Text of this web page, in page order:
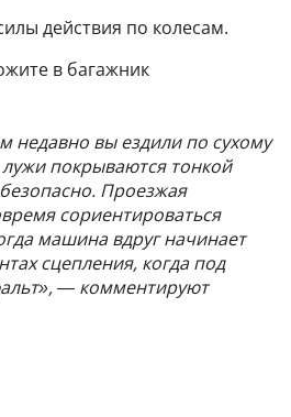
действия по колесам.
в багажник
недавно вы ездили по сухому
лужи покрываются тонкой
Проезжая
сориентироваться
машина вдруг начинает
сцепления, когда под
— комментируют